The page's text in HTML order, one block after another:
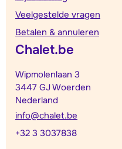
Veelgestelde vragen
Betalen & annuleren
Chalet.be
Wipmolenlaan 3
3447 GJ Woerden
Nederland
info@chalet.be
+32 3 3037838